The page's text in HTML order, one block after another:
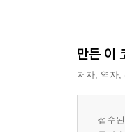
만든 이
저자, 역자,
접수